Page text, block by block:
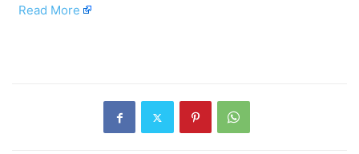
Read More